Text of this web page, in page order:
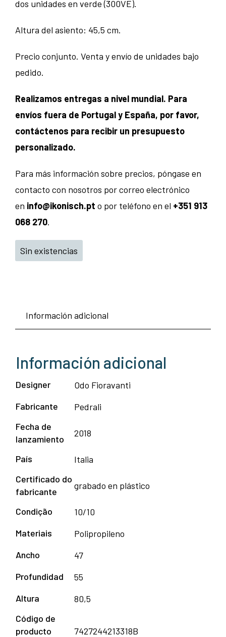
dos unidades en verde (300VE).
Altura del asiento: 45,5 cm.
Precio conjunto. Venta y envío de unidades bajo
pedido.
Realizamos entregas a nivel mundial. Para
envíos fuera de Portugal y España, por favor,
contáctenos para recibir un presupuesto
personalizado.
Para más información sobre precios, póngase en
contacto con nosotros por correo electrónico
en info@ikonisch.pt o por teléfono en el +351 913
068 270.
Sin existencias
Información adicional
Información adicional
Designer
Odo Fioravanti
Fabricante
Pedrali
Fecha de
lanzamiento
2018
País
Italia
Certificado do
fabricante
grabado en plástico
Condição
10/10
Materiais
Polipropileno
Ancho
47
Profundidad
55
Altura
80,5
Código de
producto
7427244213318B